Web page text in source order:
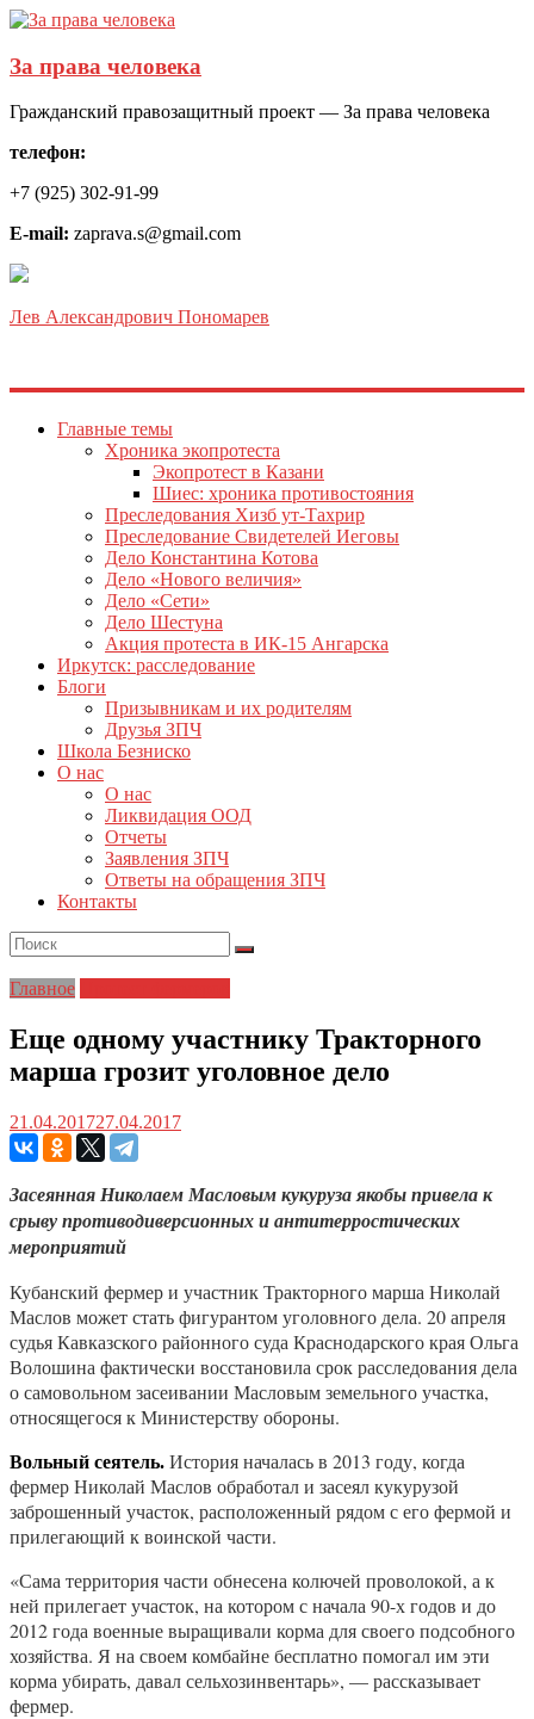
За права человека
Гражданский правозащитный проект — За права человека
телефон:
+7 (925) 302-91-99
E-mail: zaprava.s@gmail.com
Лев Александрович Пономарев
Главные темы
Хроника экопротеста
Экопротест в Казани
Шиес: хроника противостояния
Преследования Хизб ут-Тахрир
Преследование Свидетелей Иеговы
Дело Константина Котова
Дело «Нового величия»
Дело «Сети»
Дело Шестуна
Акция протеста в ИК-15 Ангарска
Иркутск: расследование
Блоги
Призывникам и их родителям
Друзья ЗПЧ
Школа Безниско
О нас
О нас
Ликвидация ООД
Отчеты
Заявления ЗПЧ
Ответы на обращения ЗПЧ
Контакты
Главное
Еще одному участнику Тракторного
марша грозит уголовное дело
21.04.201727.04.2017
Засеянная Николаем Масловым кукуруза якобы привела к
срыву противодиверсионных и антитерростических
мероприятий
Кубанский фермер и участник Тракторного марша Николай
Маслов может стать фигурантом уголовного дела. 20 апреля
судья Кавказского районного суда Краснодарского края Ольга
Волошина фактически восстановила срок расследования дела
о самовольном засеивании Масловым земельного участка,
относящегося к Министерству обороны.
Вольный сеятель. История началась в 2013 году, когда
фермер Николай Маслов обработал и засеял кукурузой
заброшенный участок, расположенный рядом с его фермой и
прилегающий к воинской части.
«Сама территория части обнесена колючей проволокой, а к
ней прилегает участок, на котором с начала 90-х годов и до
2012 года военные выращивали корма для своего подсобного
хозяйства. Я на своем комбайне бесплатно помогал им эти
корма убирать, давал сельхозинвентарь», — рассказывает
фермер.